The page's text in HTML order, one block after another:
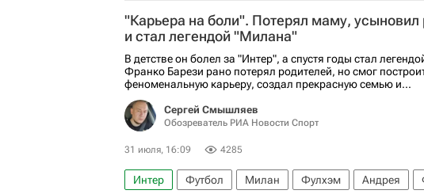
АПЛ 2026-2027 (Чемпионат Англии по футболу)
Серия А 2026-2027 (Чемпионат Италии по футболу)
"Карьера на боли". Потерял маму, усыновил
и стал легендой "Милана"
В детстве он болел за "Интер", а спустя годы стал
Франко Барези рано потерял родителей, но смог
феноменальную карьеру, создал прекрасную семью и...
Сергей Смышляев
Обозреватель РИА Новости Спорт
31 июля, 16:09 4285
Интер Футбол Милан Фулхэм Андрея